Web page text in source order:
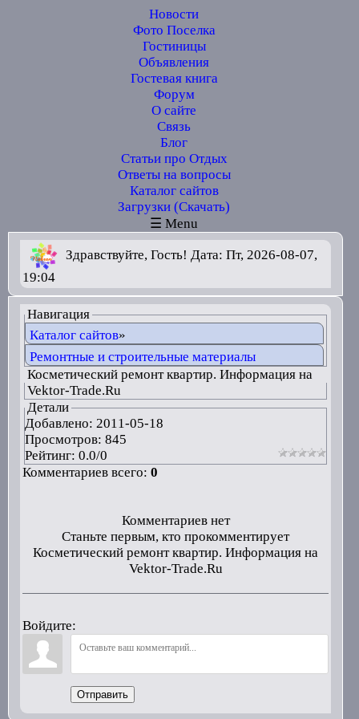
Новости
Фото Поселка
Гостиницы
Объявления
Гостевая книга
Форум
О сайте
Связь
Блог
Статьи про Отдых
Ответы на вопросы
Каталог сайтов
Загрузки (Скачать)
☰ Menu
Здравствуйте, Гость! Дата: Пт, 2026-08-07,
19:04
Навигация
Каталог сайтов»
Ремонтные и строительные материалы
Косметический ремонт квартир. Информация на
Vektor-Trade.Ru
Детали
Добавлено: 2011-05-18
Просмотров: 845
Рейтинг: 0.0/0
Комментариев всего: 0
Комментариев нет
Станьте первым, кто прокомментирует
Косметический ремонт квартир. Информация на
Vektor-Trade.Ru
Войдите:
Отправить